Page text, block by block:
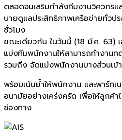
ตลอดจนเสริมกำลังทีมงานวิศวกร
บายดูแลประสิทธิภาพเครือข่ายทั่วป
ชั่วโมง
ขณะเดียวกัน ในวันนี้ (18 มี.ค. 63) เ
แบ่งทีมพนักงานให้สามารถทำงาน
รวมถึง จัดแบ่งพนักงานบางส่วนเข้
พร้อมเน้นย้ำให้พนักงาน และพาร์ทเ
อนามัยอย่างเคร่งครัด เพื่อให้ลูกค้า
ช่องทาง